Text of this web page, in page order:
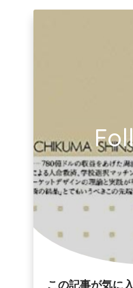
この記事が気に